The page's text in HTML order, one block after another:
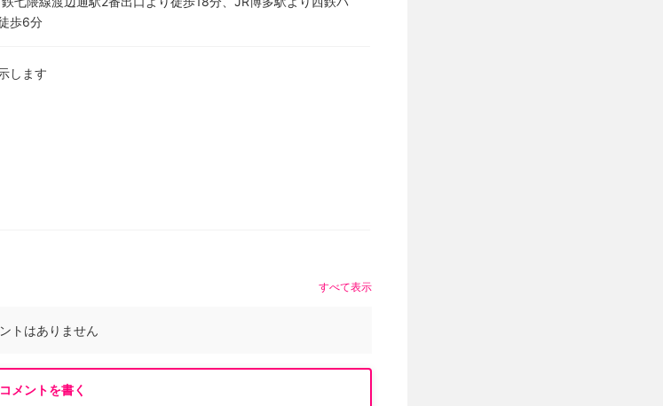
歩6分
します
すべて表示
トはありません
メントを書く